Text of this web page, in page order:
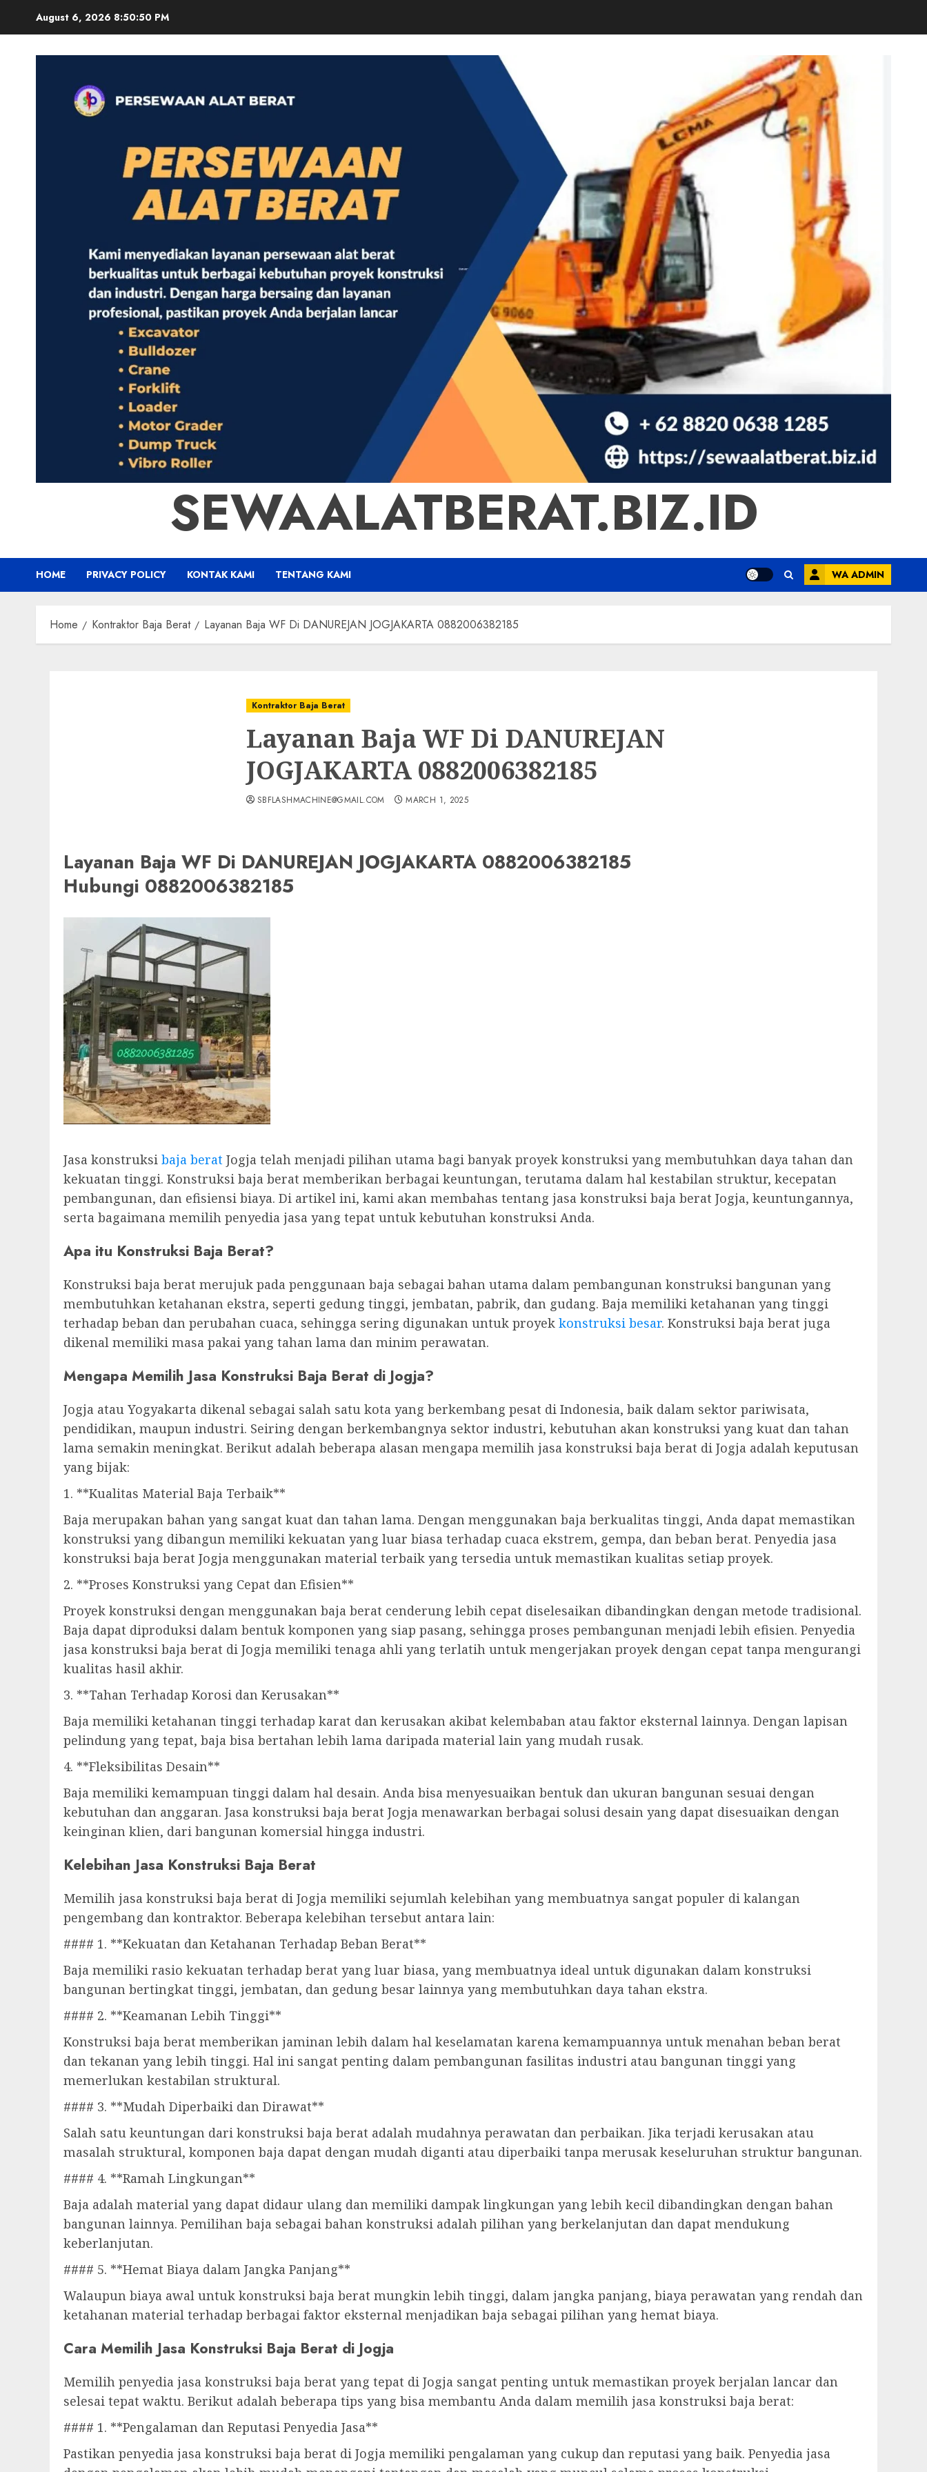
August 6, 2026 8:50:51 PM
SEWAALATBERAT.BIZ.ID
HOME PRIVACY POLICY KONTAK KAMI TENTANG KAMI WA ADMIN
Home Kontraktor Baja Berat Layanan Baja WF Di DANUREJAN JOGJAKARTA 0882006382185
Kontraktor Baja Berat
Layanan Baja WF Di DANUREJAN
JOGJAKARTA 0882006382185
SBFLASHMACHINE@GMAIL.COM MARCH 1, 2025
Layanan Baja WF Di DANUREJAN JOGJAKARTA 0882006382185
Hubungi 0882006382185
Jasa konstruksi baja berat Jogja telah menjadi pilihan utama bagi banyak proyek konstruksi yang membutuhkan daya tahan dan
kekuatan tinggi. Konstruksi baja berat memberikan berbagai keuntungan, terutama dalam hal kestabilan struktur, kecepatan
pembangunan, dan efisiensi biaya. Di artikel ini, kami akan membahas tentang jasa konstruksi baja berat Jogja, keuntungannya,
serta bagaimana memilih penyedia jasa yang tepat untuk kebutuhan konstruksi Anda.
Apa itu Konstruksi Baja Berat?
Konstruksi baja berat merujuk pada penggunaan baja sebagai bahan utama dalam pembangunan konstruksi bangunan yang
membutuhkan ketahanan ekstra, seperti gedung tinggi, jembatan, pabrik, dan gudang. Baja memiliki ketahanan yang tinggi
terhadap beban dan perubahan cuaca, sehingga sering digunakan untuk proyek konstruksi besar. Konstruksi baja berat juga
dikenal memiliki masa pakai yang tahan lama dan minim perawatan.
Mengapa Memilih Jasa Konstruksi Baja Berat di Jogja?
Jogja atau Yogyakarta dikenal sebagai salah satu kota yang berkembang pesat di Indonesia, baik dalam sektor pariwisata,
pendidikan, maupun industri. Seiring dengan berkembangnya sektor industri, kebutuhan akan konstruksi yang kuat dan tahan
lama semakin meningkat. Berikut adalah beberapa alasan mengapa memilih jasa konstruksi baja berat di Jogja adalah keputusan
yang bijak:
1. **Kualitas Material Baja Terbaik**
Baja merupakan bahan yang sangat kuat dan tahan lama. Dengan menggunakan baja berkualitas tinggi, Anda dapat memastikan
konstruksi yang dibangun memiliki kekuatan yang luar biasa terhadap cuaca ekstrem, gempa, dan beban berat. Penyedia jasa
konstruksi baja berat Jogja menggunakan material terbaik yang tersedia untuk memastikan kualitas setiap proyek.
2. **Proses Konstruksi yang Cepat dan Efisien**
Proyek konstruksi dengan menggunakan baja berat cenderung lebih cepat diselesaikan dibandingkan dengan metode tradisional.
Baja dapat diproduksi dalam bentuk komponen yang siap pasang, sehingga proses pembangunan menjadi lebih efisien. Penyedia
jasa konstruksi baja berat di Jogja memiliki tenaga ahli yang terlatih untuk mengerjakan proyek dengan cepat tanpa mengurangi
kualitas hasil akhir.
3. **Tahan Terhadap Korosi dan Kerusakan**
Baja memiliki ketahanan tinggi terhadap karat dan kerusakan akibat kelembaban atau faktor eksternal lainnya. Dengan lapisan
pelindung yang tepat, baja bisa bertahan lebih lama daripada material lain yang mudah rusak.
4. **Fleksibilitas Desain**
Baja memiliki kemampuan tinggi dalam hal desain. Anda bisa menyesuaikan bentuk dan ukuran bangunan sesuai dengan
kebutuhan dan anggaran. Jasa konstruksi baja berat Jogja menawarkan berbagai solusi desain yang dapat disesuaikan dengan
keinginan klien, dari bangunan komersial hingga industri.
Kelebihan Jasa Konstruksi Baja Berat
Memilih jasa konstruksi baja berat di Jogja memiliki sejumlah kelebihan yang membuatnya sangat populer di kalangan
pengembang dan kontraktor. Beberapa kelebihan tersebut antara lain:
#### 1. **Kekuatan dan Ketahanan Terhadap Beban Berat**
Baja memiliki rasio kekuatan terhadap berat yang luar biasa, yang membuatnya ideal untuk digunakan dalam konstruksi
bangunan bertingkat tinggi, jembatan, dan gedung besar lainnya yang membutuhkan daya tahan ekstra.
#### 2. **Keamanan Lebih Tinggi**
Konstruksi baja berat memberikan jaminan lebih dalam hal keselamatan karena kemampuannya untuk menahan beban berat
dan tekanan yang lebih tinggi. Hal ini sangat penting dalam pembangunan fasilitas industri atau bangunan tinggi yang
memerlukan kestabilan struktural.
#### 3. **Mudah Diperbaiki dan Dirawat**
Salah satu keuntungan dari konstruksi baja berat adalah mudahnya perawatan dan perbaikan. Jika terjadi kerusakan atau
masalah struktural, komponen baja dapat dengan mudah diganti atau diperbaiki tanpa merusak keseluruhan struktur bangunan.
#### 4. **Ramah Lingkungan**
Baja adalah material yang dapat didaur ulang dan memiliki dampak lingkungan yang lebih kecil dibandingkan dengan bahan
bangunan lainnya. Pemilihan baja sebagai bahan konstruksi adalah pilihan yang berkelanjutan dan dapat mendukung
keberlanjutan.
#### 5. **Hemat Biaya dalam Jangka Panjang**
Walaupun biaya awal untuk konstruksi baja berat mungkin lebih tinggi, dalam jangka panjang, biaya perawatan yang rendah dan
ketahanan material terhadap berbagai faktor eksternal menjadikan baja sebagai pilihan yang hemat biaya.
Cara Memilih Jasa Konstruksi Baja Berat di Jogja
Memilih penyedia jasa konstruksi baja berat yang tepat di Jogja sangat penting untuk memastikan proyek berjalan lancar dan
selesai tepat waktu. Berikut adalah beberapa tips yang bisa membantu Anda dalam memilih jasa konstruksi baja berat:
#### 1. **Pengalaman dan Reputasi Penyedia Jasa**
Pastikan penyedia jasa konstruksi baja berat di Jogja memiliki pengalaman yang cukup dan reputasi yang baik. Penyedia jasa